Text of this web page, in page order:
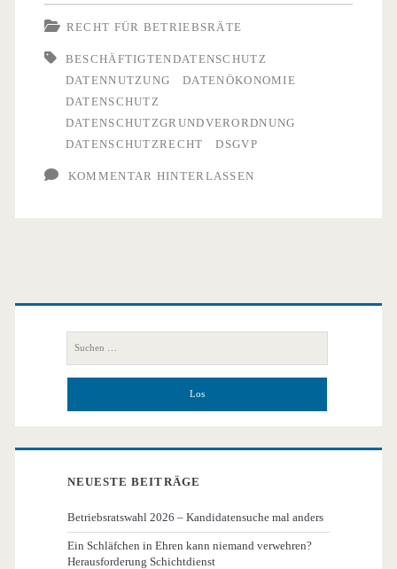
Fluch
oder
Segen?
RECHT FÜR BETRIEBSRÄTE
BESCHÄFTIGTENDATENSCHUTZ
DATENNUTZUNG
DATENÖKONOMIE
DATENSCHUTZ
DATENSCHUTZGRUNDVERORDNUNG
DATENSCHUTZRECHT
DSGVP
KOMMENTAR HINTERLASSEN
Primäre
Seitenleiste
nach:
NEUESTE BEITRÄGE
Betriebsratswahl 2026 – Kandidatensuche mal anders
Ein Schläfchen in Ehren kann niemand verwehren?
Herausforderung Schichtdienst